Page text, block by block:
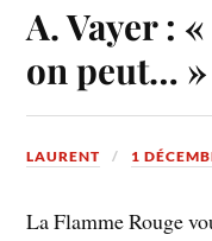
A. Vayer :
on peut… »
LAURENT 1
La Flamme Rouge